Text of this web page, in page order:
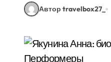
Автор travelbox27_